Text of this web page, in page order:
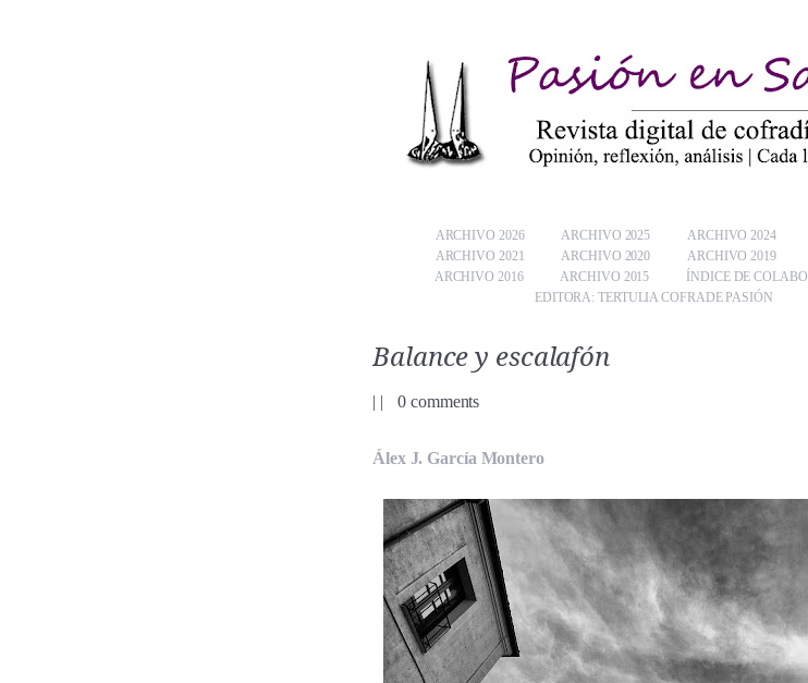
ARCHIVO 2026 ARCHIVO 2025 ARCHIVO 2024
ARCHIVO 2021
ARCHIVO 2020 ARCHIVO 2019
ARCHIVO 2016
ARCHIVO 2015 ÍNDICE DE
EDITORA: TERTULIA COFRADE PASIÓN
Balance y escalafón
| | 0 comments
Álex J. García Montero